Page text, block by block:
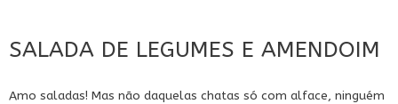
SALADA DE LEGUMES E AMENDOIM
Amo saladas! Mas não daquelas chatas só com alface, ninguém